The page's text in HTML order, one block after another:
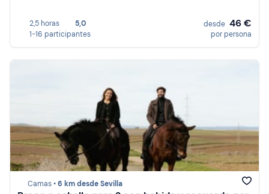
2,5 horas
5,0
1-16 participantes
desde 46 €
por persona
Camas •6 km desde Sevilla